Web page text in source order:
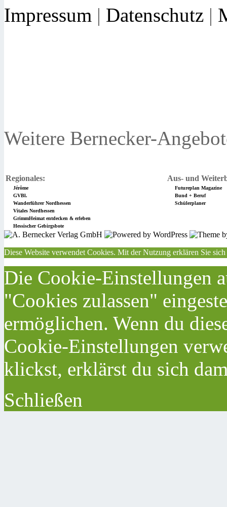
Impressum | Datenschutz |
Weitere Bernecker-
Regionales: Aus- und
Jérôme
Futureplan Magazine
GVBl.
Bund + Beruf
Wanderführer Nordhessen
Schülerplaner
Vitales Nordhessen
GrimmHeimat entdecken & erleben
Hessischer Gebirgsbote
Diese Website verwendet Cookies. Mit der Nutzung erklären Sie
Die Cookie-Einstellungen
"Cookies zulassen"
ermöglichen. Wenn du
Cookie-Einstellungen
klickst, erklärst du sich
Schließen